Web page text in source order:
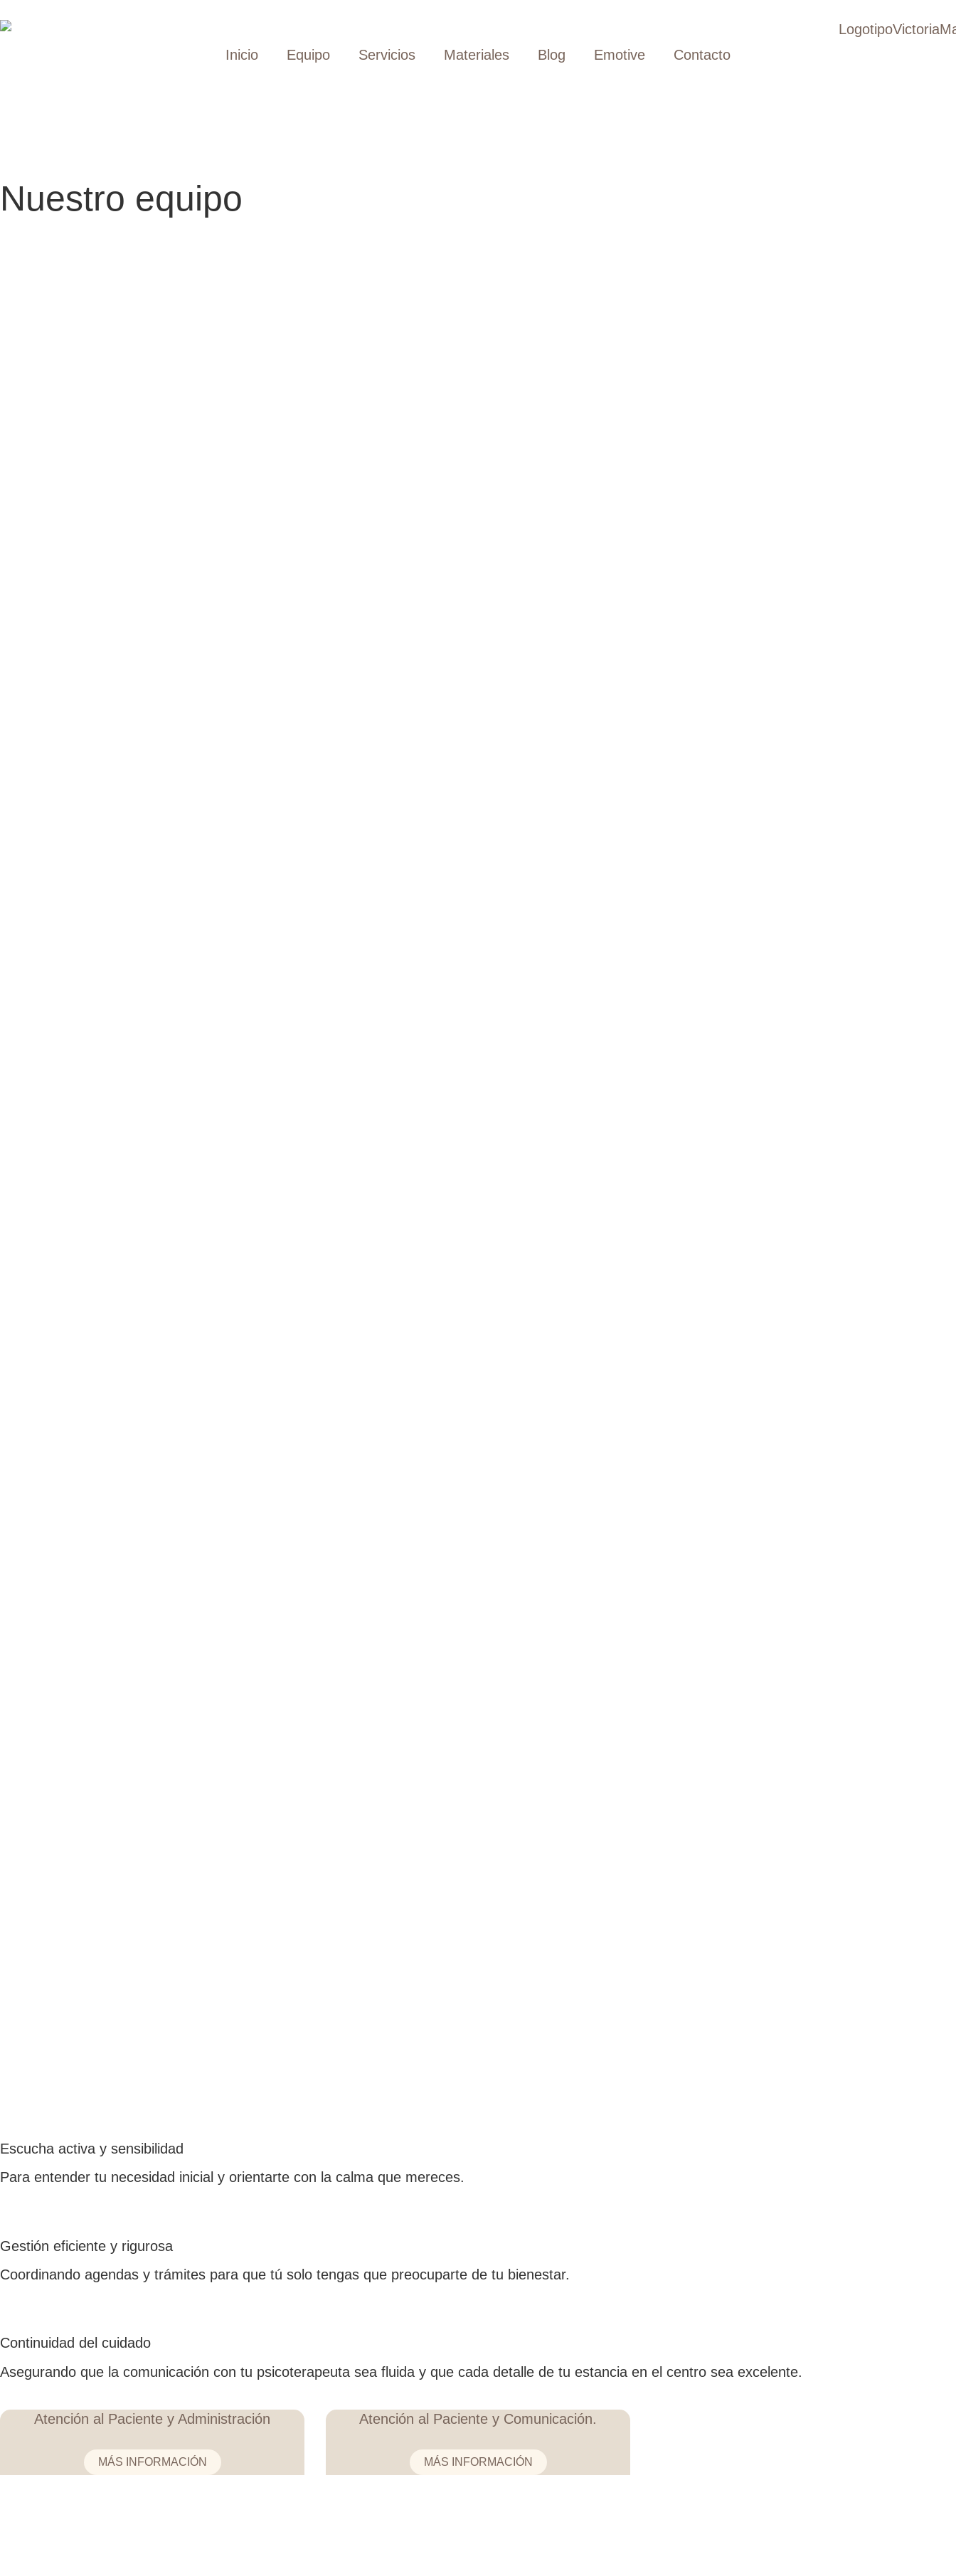
Inicio Equipo Servicios Materiales Blog Emotive Contacto
Nuestro equipo
Escucha activa y sensibilidad
Para entender tu necesidad inicial y orientarte con la calma que mereces.
Gestión eficiente y rigurosa
Coordinando agendas y trámites para que tú solo tengas que preocuparte de tu bienestar.
Continuidad del cuidado
Asegurando que la comunicación con tu psicoterapeuta sea fluida y que cada detalle de tu estancia en el centro sea excelente.
Atención al Paciente y Administración
MÁS INFORMACIÓN
Atención al Paciente y Comunicación.
MÁS INFORMACIÓN